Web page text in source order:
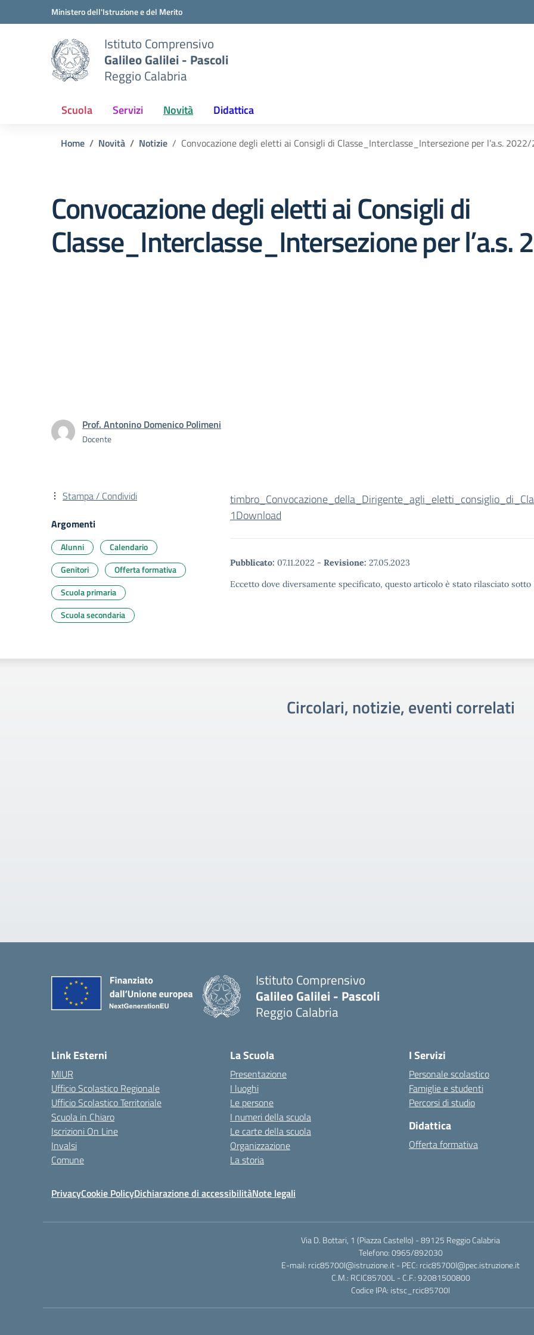
Vai ai contenuti
Vai al menu di navigazioneMinistero dell'Istruzione e del Merito
Istituto Comprensivo
Galileo Galilei - Pascoli
Reggio Calabria
Scuola Servizi Novità Didattica
Home Novità Notizie Convocazione degli eletti ai Consigli di Classe_Interclasse_Intersezione per l’a.s.
Convocazione degli eletti ai Consigli di
Classe_Interclasse_Intersezione per
Prof. Antonino Domenico Polimeni
Docente
1Download
Pubblicato: 07.11.2022 - Revisione: 27.05.2023
Eccetto dove diversamente specificato, questo articolo è stato rilasciato
Stampa / Condividi
Argomenti
Alunni
Calendario
Genitori
Offerta formativa
Scuola primaria
Scuola secondaria
Circolari, notizie, eventi correlati
Istituto Comprensivo
Galileo Galilei - Pascoli
Reggio Calabria
Link Esterni
MIUR
Ufficio Scolastico Regionale
Ufficio Scolastico Territoriale
Scuola in Chiaro
Iscrizioni On Line
Invalsi
Comune
La Scuola
Presentazione
I luoghi
Le persone
I numeri della scuola
Le carte della scuola
Organizzazione
La storia
I Servizi
Personale scolastico
Famiglie e studenti
Percorsi di studio
Didattica
Offerta formativa
PrivacyCookie PolicyDichiarazione di accessibilitàNote legali
Via D. Bottari, 1 (Piazza Castello) - 89125 Reggio Calabria
Telefono: 0965/892030
E-mail: rcic85700l@istruzione.it - PEC: rcic85700l@pec.istruzione.it
C.M.: RCIC85700L - C.F.: 92081500800
Codice IPA: istsc_rcic85700l